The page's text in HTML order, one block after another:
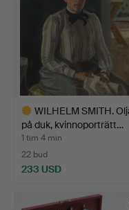
WILHELM SMITH.
på duk, kvinnoporträtt…
1 tim 4 min
22 bud
233 USD
föremål